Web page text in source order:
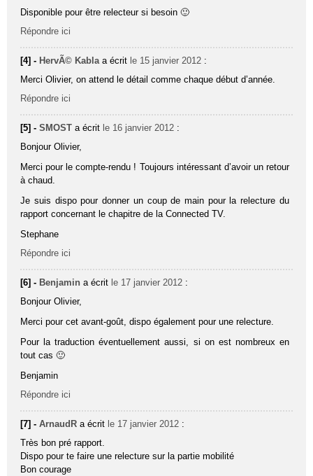
Disponible pour être relecteur si besoin 🙂
Répondre ici
[4] - HervÃ© Kabla a écrit le 15 janvier 2012 :
Merci Olivier, on attend le détail comme chaque début d’année.
Répondre ici
[5] -SMOST a écrit le 16 janvier 2012 :
Bonjour Olivier,
Merci pour le compte-rendu ! Toujours intéressant d’avoir un retour
à chaud.
Je suis dispo pour donner un coup de main pour la relecture du
rapport concernant le chapitre de la Connected TV.
Stephane
Répondre ici
[6] - Benjamin a écrit le 17 janvier 2012 :
Bonjour Olivier,
Merci pour cet avant-goût, dispo également pour une relecture.
Pour la traduction éventuellement aussi, si on est nombreux en
tout cas 🙂
Benjamin
Répondre ici
[7] -ArnaudR a écrit le 17 janvier 2012 :
Très bon pré rapport.
Dispo pour te faire une relecture sur la partie mobilité
Bon courage